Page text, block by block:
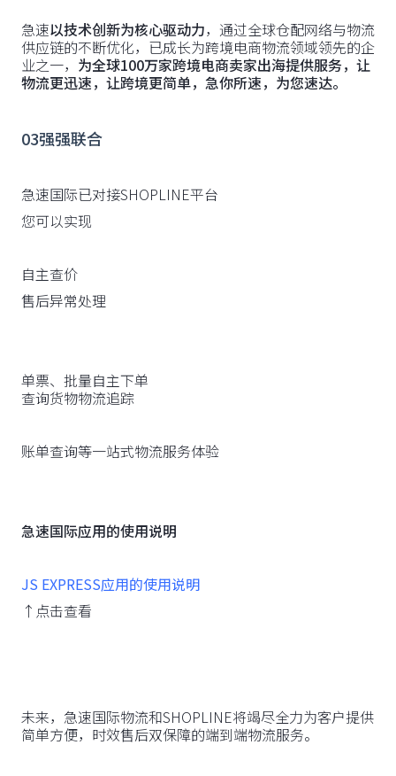
急速以技术创新为核心驱动力，通过全球仓配网络与物流
供应链的不断优化，已成长为跨境电商物流领域领先的企
业之一， 为全球100万家跨境电商卖家出海提供服务，让
物流更迅速，让跨境更简单，急你所速，为您速达。
03强强联合
急速国际已对接SHOPLINE平台
您可以实现
自主查价
售后异常处理
单票、批量自主下单
查询货物物流追踪
账单查询等一站式物流服务体验
急速国际应用的使用说明
JS EXPRESS应用的使用说明
↑点击查看
未来，急速国际物流和SHOPLINE将竭尽全力为客户提供
简单方便，时效售后双保障的端到端物流服务。